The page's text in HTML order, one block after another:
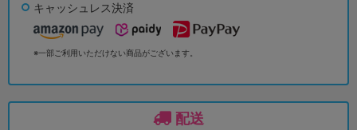
キャッシュレス決済
※一部ご利用いただけない商品がございます。
配送